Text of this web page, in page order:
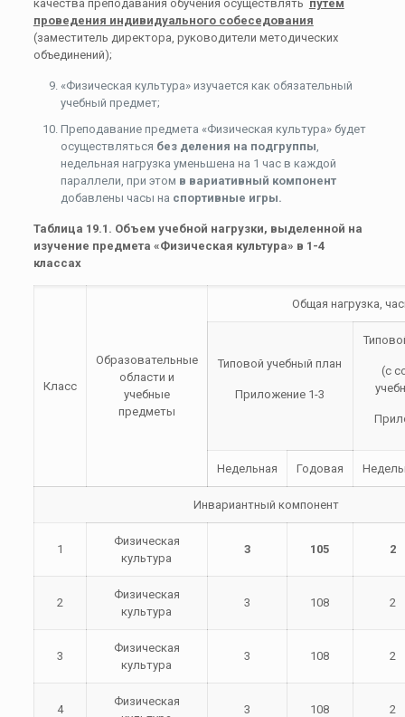
качества преподавания обучения осуществлять путем
проведения индивидуального собеседования
(заместитель директора, руководители методических
объединений);
«Физическая культура» изучается как обязательный
учебный предмет;
Преподавание предмета «Физическая культура» будет
осуществляться без деления на подгруппы,
недельная нагрузка уменьшена на 1 час в каждой
параллели, при этом в вариативный компонент
добавлены часы на спортивные игры.
Таблица 19.1. Объем учебной нагрузки, выделенной на
изучение предмета «Физическая культура» в 1-4
классах
Класс
Образовательные
области и
учебные
предметы
Общая нагрузка,
Типовой учебный план
Приложение 1-3
(с
Недельная Годовая
Инвариантный компонент
1
Физическая
культура
3 105 2
2
Физическая
культура
3 108 2
3
Физическая
культура
3 108 2
4
Физическая
3 108 2